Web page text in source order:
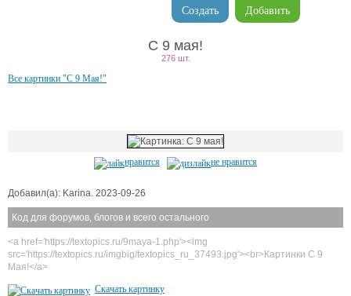
Добавить
Создать
С 9 мая!
276 шт.
Все картинки "С 9 Мая!"
нравится не нравится
Добавил(а): Karina. 2023-09-26
Код для форумов, блогов и всего остального
<a href='https://textopics.ru/9maya-1.php'><img
src='https://textopics.ru/imgbig/textopics_ru_37493.jpg'><br>Картинки С 9
Мая!</a>
Скачать картинку